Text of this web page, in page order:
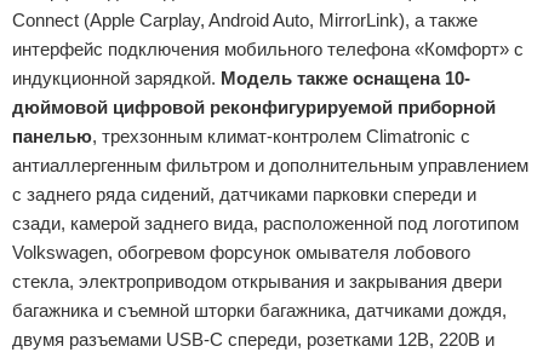
Connect (Apple Carplay, Android Auto, MirrorLink), а также
интерфейс подключения мобильного телефона «Комфорт» с
индукционной зарядкой. Модель также оснащена 10-
дюймовой цифровой реконфигурируемой приборной
панелью, трехзонным климат-контролем Climatronic с
антиаллергенным фильтром и дополнительным управлением
с заднего ряда сидений, датчиками парковки спереди и
сзади, камерой заднего вида, расположенной под логотипом
Volkswagen, обогревом форсунок омывателя лобового
стекла, электроприводом открывания и закрывания двери
багажника и съемной шторки багажника, датчиками дождя,
двумя разъемами USB-C спереди, розетками 12В, 220В и